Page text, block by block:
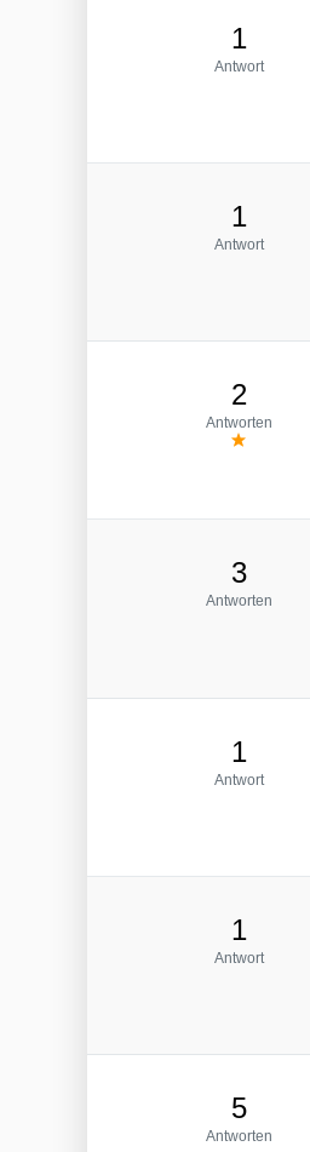
1
Antwort
1
Antwort
2
Antworten
3
Antworten
1
Antwort
1
Antwort
5
Antworten